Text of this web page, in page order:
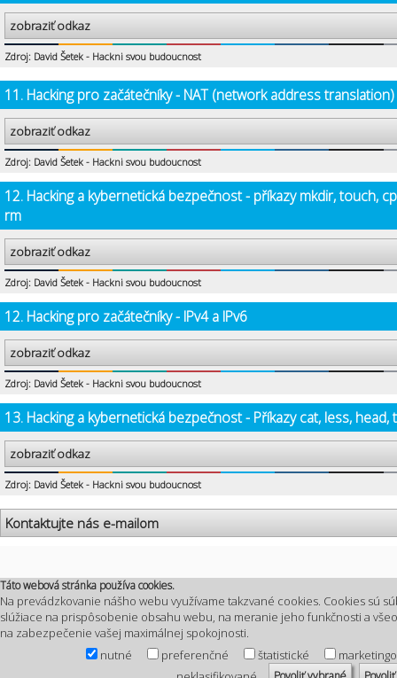
Táto webová stránka používa cookies.
Na prevádzkovanie nášho webu využívame takzvané cookies. Cookies sú
slúžiace na prispôsobenie obsahu webu, na meranie jeho funkčnosti a
na zabezpečenie vašej maximálnej spokojnosti.
nutné
preferenčné štatistické
zobraziť odkaz
Zdroj: David Šetek - Hackni svou budoucnost
11. Hacking pro začátečníky - NAT (network address translation)
zobraziť odkaz
Zdroj: David Šetek - Hackni svou budoucnost
12. Hacking a kybernetická bezpečnost - příkazy mkdir, touch,
rm
zobraziť odkaz
Zdroj: David Šetek - Hackni svou budoucnost
12. Hacking pro začátečníky - IPv4 a IPv6
zobraziť odkaz
Zdroj: David Šetek - Hackni svou budoucnost
13. Hacking a kybernetická bezpečnost - Příkazy cat, less, head,
zobraziť odkaz
Zdroj: David Šetek - Hackni svou budoucnost
Kontaktujte nás e-mailom